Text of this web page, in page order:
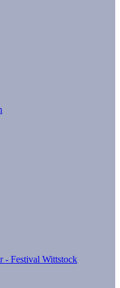
- Festival Wittstock